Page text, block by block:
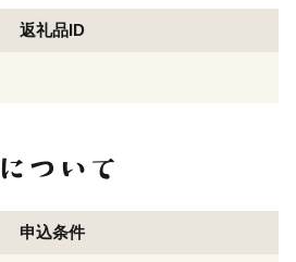
返礼品ID
申込条件